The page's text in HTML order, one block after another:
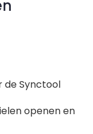
de Synctool
openen en